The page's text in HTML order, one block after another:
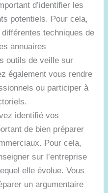
d’identifier les
potentiels. Pour cela,
techniques de
annuaires
outils de veille sur
également vous rendre
ou participer à
identifié vos
de bien préparer
Pour cela,
sur l’entreprise
elle évolue. Vous
un argumentaire